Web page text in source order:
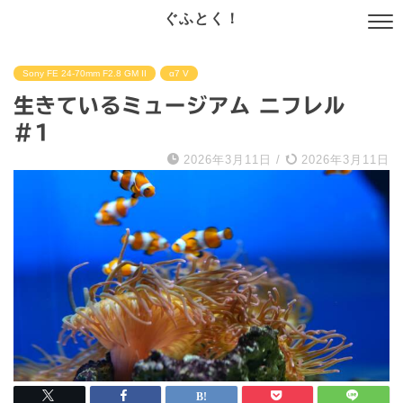
ぐふとく！
Sony FE 24-70mm F2.8 GM II α7 V
生きているミュージアム ニフレル
#1
2026年3月11日 / 2026年3月11日